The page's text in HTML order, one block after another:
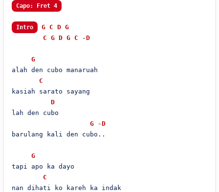
Capo: Fret 4
Intro G C D G
C G D G C -D
G
alah den cubo manaruah
C
kasiah sarato sayang
D
lah den cubo
G -D
barulang kali den cubo..
G
tapi apo ka dayo
C
nan dihati ko kareh ka indak